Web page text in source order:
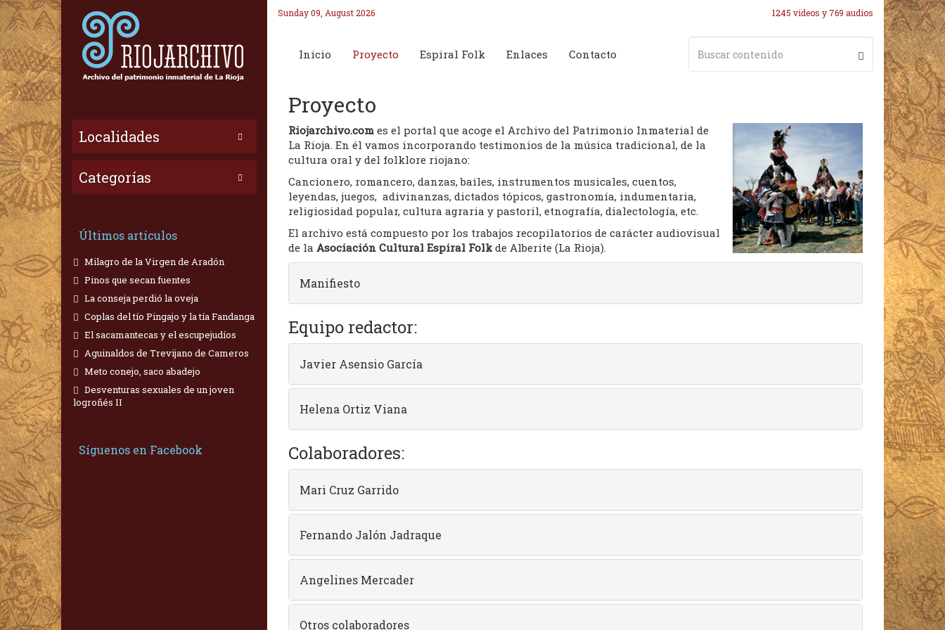
Localidades
Categorías
Últimos artículos
Milagro de la Virgen de Aradón
Pinos que secan fuentes
La conseja perdió la oveja
Coplas del tío Pingajo y la tía Fandanga
El sacamantecas y el escupejudíos
Aguinaldos de Trevijano de Cameros
Meto conejo, saco abadejo
Desventuras sexuales de un joven
logroñés II
Síguenos en Facebook
Sunday 09, August 2026 1245 videos y 769 audios
Inicio Proyecto Espiral Folk Enlaces Contacto
Proyecto
Riojarchivo.comes el portal que acoge el Archivo del Patrimonio Inmaterial de
La Rioja. En él vamos incorporando testimonios de la música tradicional, de la
cultura oral y del folklore riojano:
Cancionero, romancero, danzas, bailes, instrumentos musicales, cuentos,
leyendas, juegos, adivinanzas, dictados tópicos, gastronomía, indumentaria,
religiosidad popular, cultura agraria y pastoril, etnografía, dialectología, etc.
El archivo está compuesto por los trabajos recopilatorios de carácter audiovisual
de la Asociación Cultural Espiral Folkde Alberite (La Rioja).
Manifiesto
Equipo redactor:
Javier Asensio García
Helena Ortiz Viana
Colaboradores:
Mari Cruz Garrido
Fernando Jalón Jadraque
Angelines Mercader
Otros colaboradores